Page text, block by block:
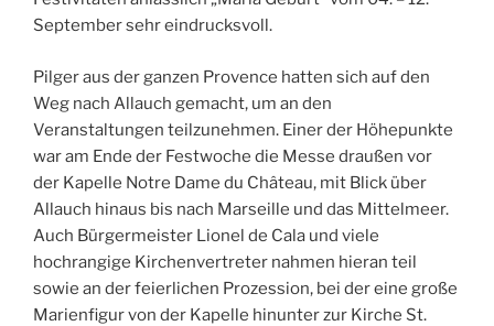
September sehr eindrucksvoll.
Pilger aus der ganzen Provence hatten sich auf den
Weg nach Allauch gemacht, um an den
Veranstaltungen teilzunehmen. Einer der Höhepunkte
war am Ende der Festwoche die Messe draußen vor
der Kapelle Notre Dame du Château, mit Blick über
Allauch hinaus bis nach Marseille und das Mittelmeer.
Auch Bürgermeister Lionel de Cala und viele
hochrangige Kirchenvertreter nahmen hieran teil
sowie an der feierlichen Prozession, bei der eine große
Marienfigur von der Kapelle hinunter zur Kirche St.